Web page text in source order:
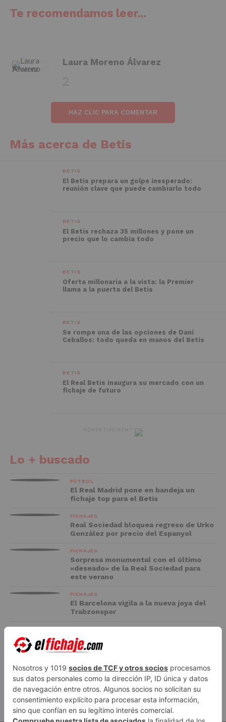
Te recomendamos leer...
Laura Moreno Álvarez
HAZ CLIC PARA COMENTAR
Más acerca de Betis
BETIS
El Betis prepara un golpe inesperado:
reunión clave que puede cambiarlo todo
BETIS
El Betis rechaza 35 millones y pone un
precio que lo cambia todo
BETIS
Oferta millonaria a la vista: la Premier
llama a la puerta del Betis
BETIS
Se rompe una de las opciones de Dani
Ceballos: todo queda en manos del Betis
BETIS
El Real Betis inaugura su mercado con un
fichaje de futuro
Lo + buscado
FÚTBOL
El Real Madrid pone en bandeja un
fichaje top para el Betis
FICHAJES
Real Sociedad bloquea regreso de Urko
González por precio del Espanyol
FICHAJES
Sorpresa monumental con el último
«deseado» de la Real Sociedad para
este verano
FICHAJES
El Barcelona vigila a la nueva joya del
Trabzonspor
FC BARCELONA
El Racing negocia la cesión de Marc
Casadó en su vuelta a Primera División
ADVERTISEMENT